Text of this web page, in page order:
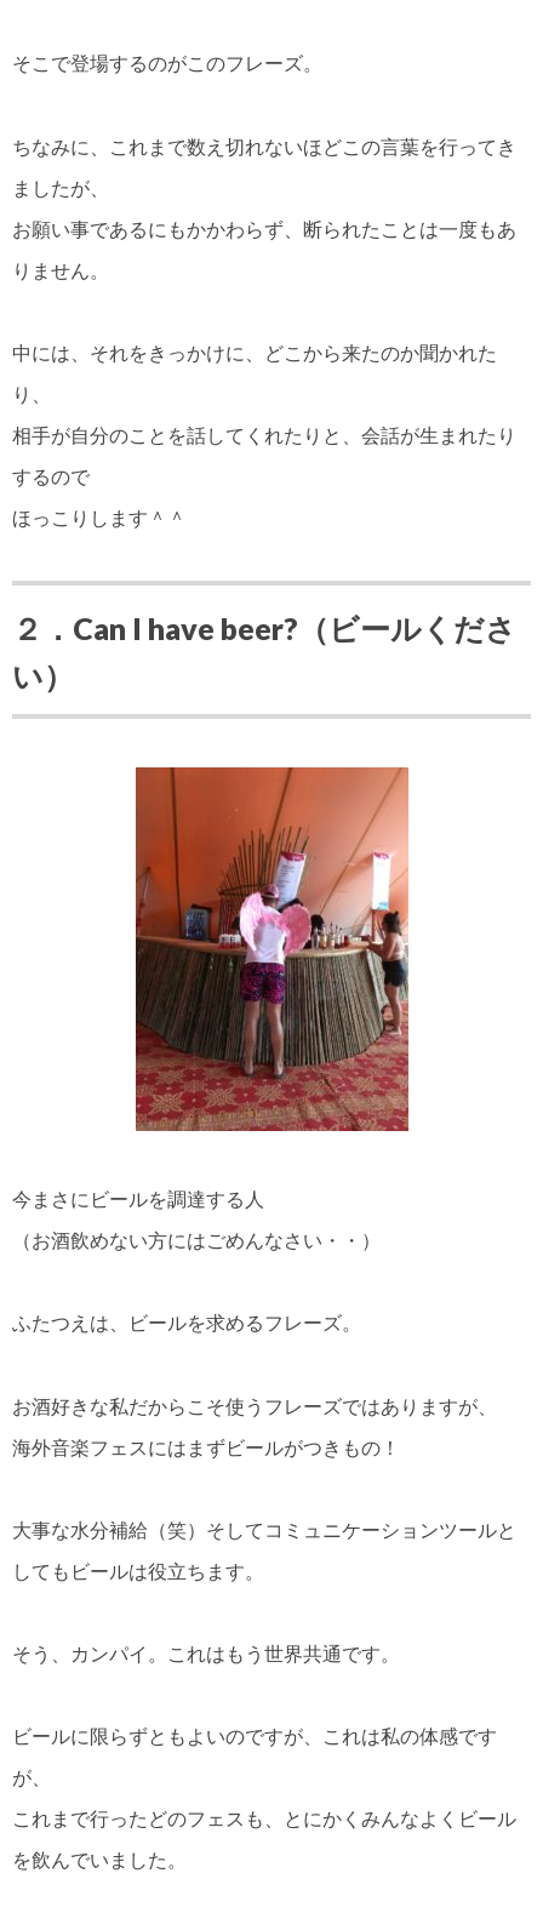
そこで登場するのがこのフレーズ。
ちなみに、これまで数え切れないほどこの言葉を行ってき
ましたが、
お願い事であるにもかかわらず、断られたことは一度もあ
りません。
中には、それをきっかけに、どこから来たのか聞かれた
り、
相手が自分のことを話してくれたりと、会話が生まれたり
するので
ほっこりします＾＾
２．Can I have beer?（ビールくださ
い）
今まさにビールを調達する人
（お酒飲めない方にはごめんなさい・・）
ふたつえは、ビールを求めるフレーズ。
お酒好きな私だからこそ使うフレーズではありますが、
海外音楽フェスにはまずビールがつきもの！
大事な水分補給（笑）そしてコミュニケーションツールと
してもビールは役立ちます。
そう、カンパイ。これはもう世界共通です。
ビールに限らずともよいのですが、これは私の体感です
が、
これまで行ったどのフェスも、とにかくみんなよくビール
を飲んでいました。